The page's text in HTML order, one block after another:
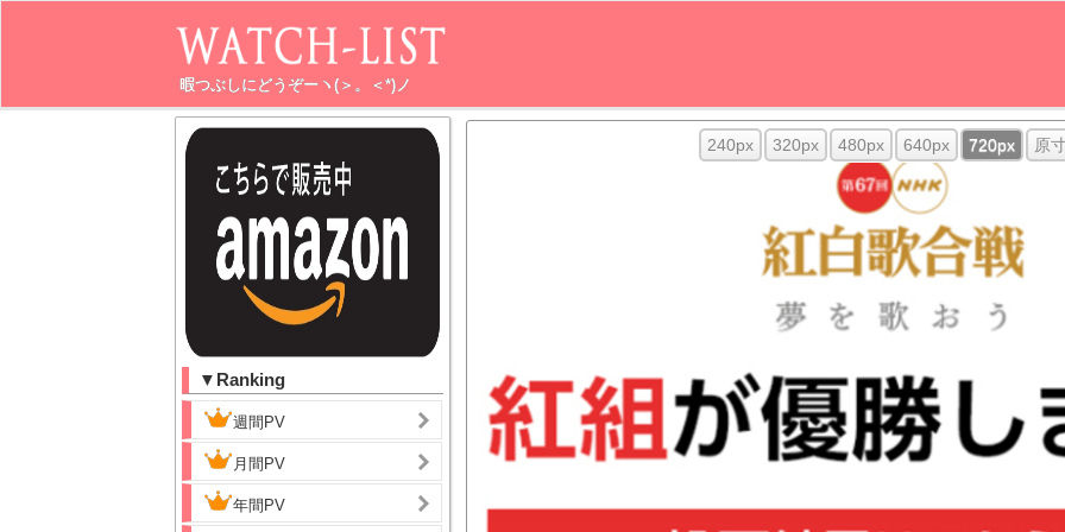
暇つぶしにどうぞーヽ(＞。＜*)ノ
▼Ranking
週間PV
月間PV
年間PV
240px 320px 480px 640px 720px 原